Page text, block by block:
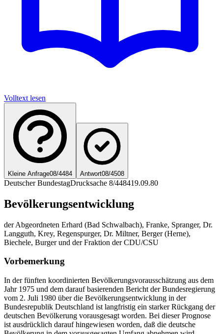
Volltext lesen
Kleine Anfrage08/4484 Antwort08/4508
Deutscher BundestagDrucksache 8/448419.09.80
Bevölkerungsentwicklung
der Abgeordneten Erhard (Bad Schwalbach), Franke, Spranger, Dr.
Langguth, Krey, Regenspurger, Dr. Miltner, Berger (Herne),
Biechele, Burger und der Fraktion der CDU/CSU
Vorbemerkung
In der fünften koordinierten Bevölkerungsvorausschätzung aus dem
Jahr 1975 und dem darauf basierenden Bericht der Bundesregierung
vom 2. Juli 1980 über die Bevölkerungsentwicklung in der
Bundesrepublik Deutschland ist langfristig ein starker Rückgang der
deutschen Bevölkerung vorausgesagt worden. Bei dieser Prognose
ist ausdrücklich darauf hingewiesen worden, daß die deutsche